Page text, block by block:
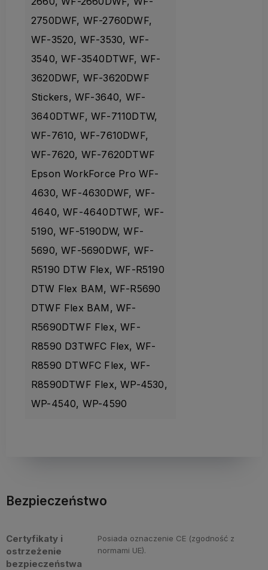
2750DWF, WF-2760DWF,
WF-3520, WF-3530, WF-
3540, WF-3540DTWF, WF-
3620DWF, WF-3620DWF
Stickers, WF-3640, WF-
3640DTWF, WF-7110DTW,
WF-7610, WF-7610DWF,
WF-7620, WF-7620DTWF
Epson WorkForce Pro WF-
4630, WF-4630DWF, WF-
4640, WF-4640DTWF, WF-
5190, WF-5190DW, WF-
5690, WF-5690DWF, WF-
R5190 DTW Flex, WF-R5190
DTW Flex BAM, WF-R5690
DTWF Flex BAM, WF-
R5690DTWF Flex, WF-
R8590 D3TWFC Flex, WF-
R8590 DTWFC Flex, WF-
R8590DTWF Flex, WP-4530,
WP-4540, WP-4590
Bezpieczeństwo
Certyfikaty i
ostrzeżenie
bezpieczeństwa
Posiada oznaczenie CE (zgodność z
normami UE).